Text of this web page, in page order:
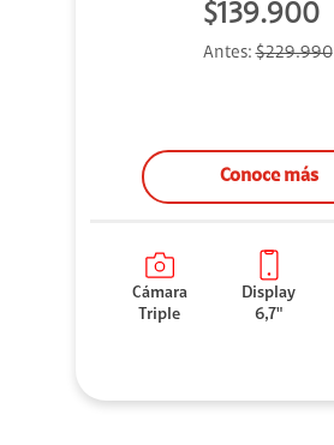
$139.900
Antes:$229.990
Conoce más
Cámara
Triple
Display
6,7"